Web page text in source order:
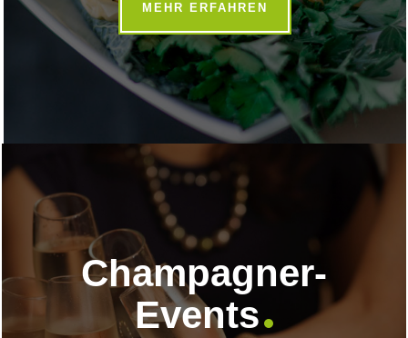
MEHR ERFAHREN
Champagner-
Events